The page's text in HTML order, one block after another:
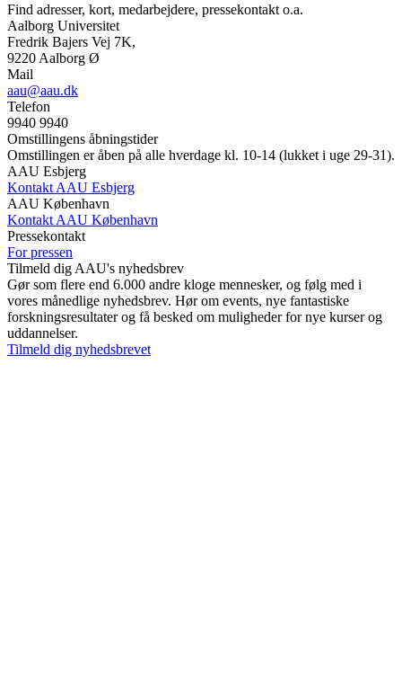
Find adresser, kort, medarbejdere, pressekontakt o.a.
Aalborg Universitet
Fredrik Bajers Vej 7K,
9220 Aalborg Ø
Mail
aau@aau.dk
Telefon
9940 9940
Omstillingens åbningstider
Omstillingen er åben på alle hverdage kl. 10-14 (lukket i uge 29-31).
AAU Esbjerg
Kontakt AAU Esbjerg
AAU København
Kontakt AAU København
Pressekontakt
For pressen
Tilmeld dig AAU's nyhedsbrev
Gør som flere end 6.000 andre kloge mennesker, og følg med i
vores månedlige nyhedsbrev. Hør om events, nye fantastiske
forskningsresultater og få besked om muligheder for nye kurser og
uddannelser.
Tilmeld dig nyhedsbrevet